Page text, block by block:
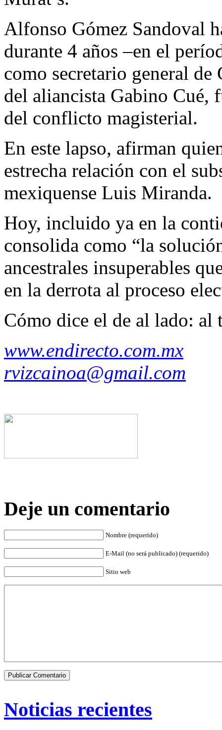
Alfonso Gómez Sandoval
durante 4 años –en el
como secretario general
del aliancista Gabino Cué,
del conflicto magisterial.
En este lapso, afirman
estrecha relación con el
mexiquense Luis Miranda.
Hoy, incluido ya en la
consolida como “la
ancestrales insuperables
en la derrota al proceso
Cómo dice el de al lado: al
www.endirecto.com.mx
rvizcainoa@gmail.com
Deje un comentario
Nombre (requerido)
E-Mail (no será publicado) (requerido)
Sitio web
Noticias recientes